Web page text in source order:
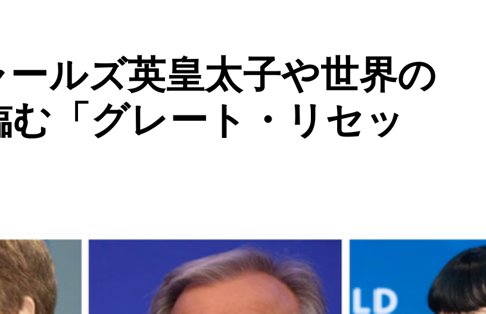
ルズ英皇太子や世界の
「グレート・リセッ